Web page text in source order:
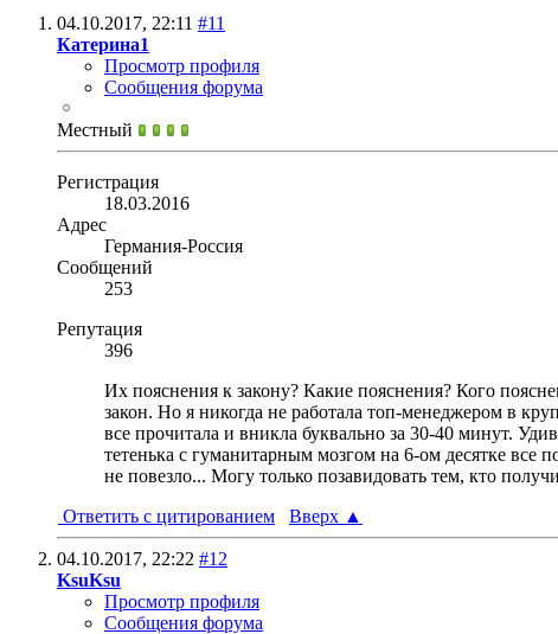
04.10.2017, 22:11 #11
Катерина1
Просмотр профиля
Сообщения форума
Местный
Регистрация
18.03.2016
Адрес
Германия-Россия
Сообщений
253
Репутация
396
Их пояснения к закону? Какие пояснения? Кого
закон. Но я никогда не работала топ-менеджером в
все прочитала и вникла буквально за 30-40 минут.
тетенька с гуманитарным мозгом на 6-ом десятке все
не повезло... Могу только позавидовать тем, кто
Ответить с цитированием
Вверх ▲
04.10.2017, 22:22 #12
KsuKsu
Просмотр профиля
Сообщения форума